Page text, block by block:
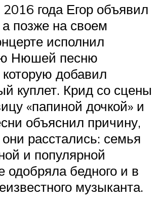
года Егор объявил
позже на своем
исполнил
Нюшей песню
которую добавил
куплет. Крид со сцены
«‎папиной дочкой»‎‎ и
объяснил причину,
расстались: семья
и популярной
одобряла бедного и в
музыканта.